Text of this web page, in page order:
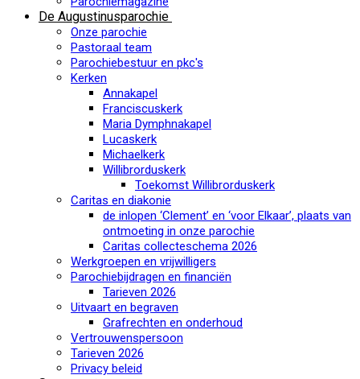
De Augustinusparochie
Onze parochie
Pastoraal team
Parochiebestuur en pkc's
Kerken
Annakapel
Franciscuskerk
Maria Dymphnakapel
Lucaskerk
Michaelkerk
Willibrorduskerk
Toekomst Willibrorduskerk
Caritas en diakonie
de inlopen ‘Clement’ en ‘voor Elkaar’, plaats van
ontmoeting in onze parochie
Caritas collecteschema 2026
Werkgroepen en vrijwilligers
Parochiebijdragen en financiën
Tarieven 2026
Uitvaart en begraven
Grafrechten en onderhoud
Vertrouwenspersoon
Tarieven 2026
Privacy beleid